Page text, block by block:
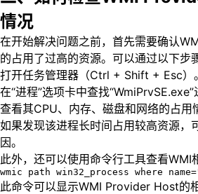
情况
在开始解决问题之前，首先需要确认
的占用了过高的资源。可以通过以下步
打开任务管理器（Ctrl + Shift + Esc）。
在“进程”选项卡中查找“WmiPrvSE.exe”
查看其CPU、内存、磁盘和网络的占用
如果发现该进程长时间占用较高资源，
因。
此外，还可以使用命令行工具查看WMI
wmic path win32_process where
此命令可以显示WMI Provider Host的